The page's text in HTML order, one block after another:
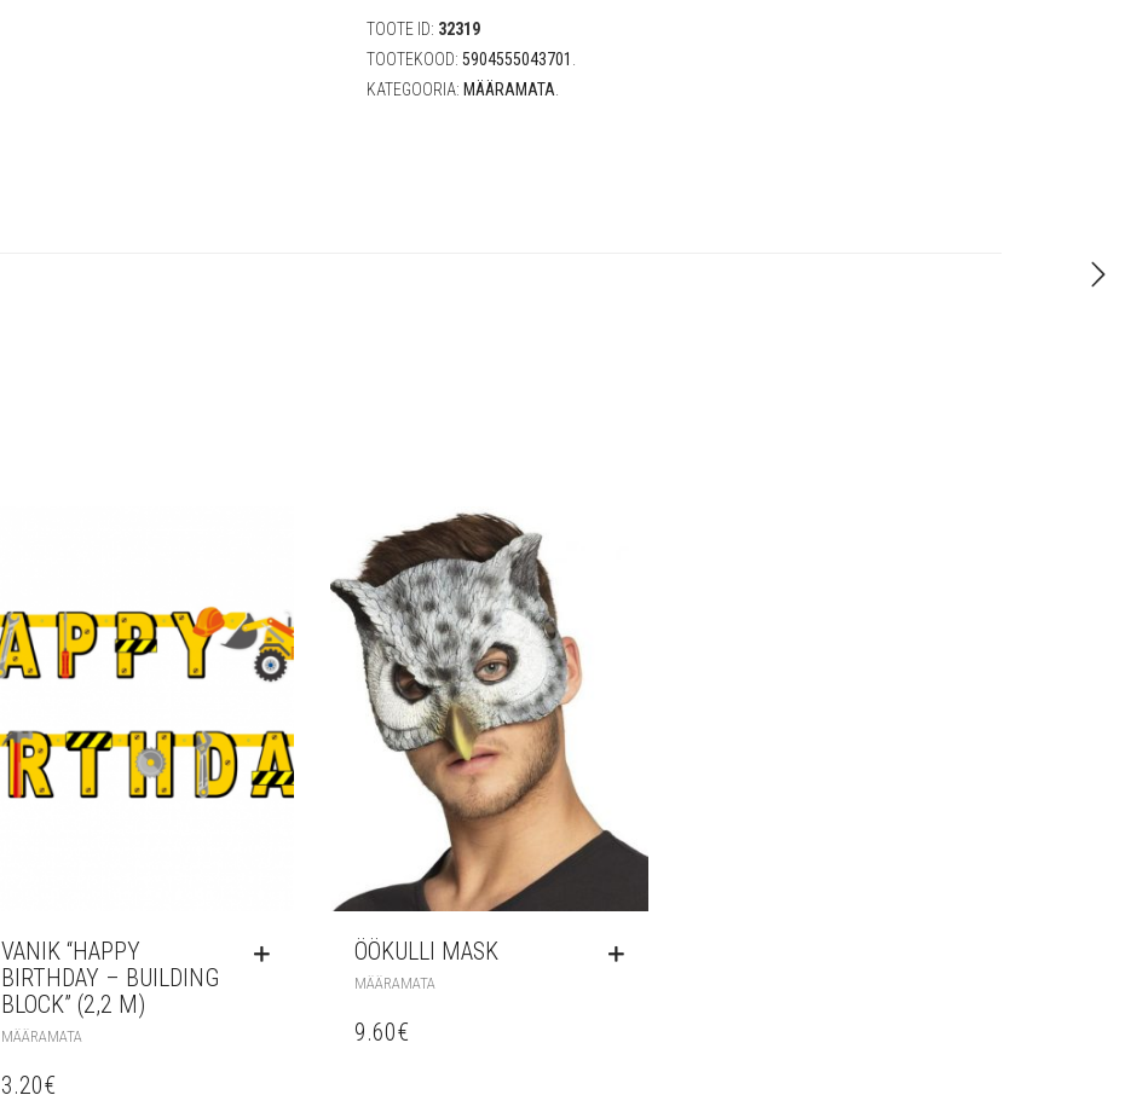
TOOTE ID: 32319
TOOTEKOOD: 5904555043701
KATEGOORIA: MÄÄRAMATA
VANIK “HAPPY
BIRTHDAY – BUILDING
BLOCK” (2,2 M)
MÄÄRAMATA
3.20€
ÖÖKULLI MASK
MÄÄRAMATA
9.60€